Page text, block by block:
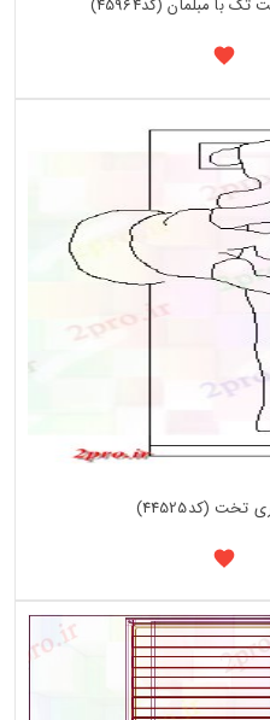
مبلمان (کد45964)
(کد44525)